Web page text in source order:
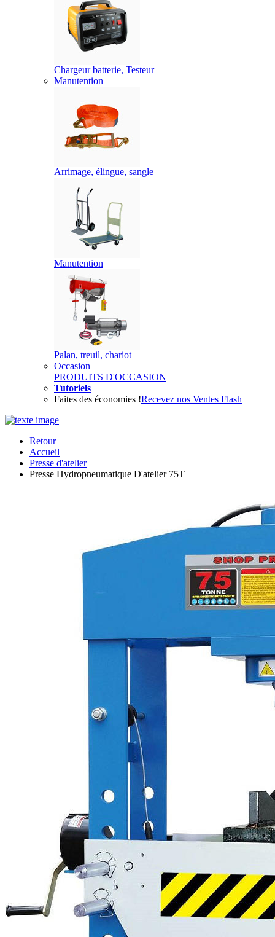
Chargeur batterie, Testeur
Manutention
Arrimage, élingue, sangle
Manutention
Palan, treuil, chariot
Occasion
PRODUITS D'OCCASION
Tutoriels
Faites des économies !Recevez nos Ventes Flash
Retour
Accueil
Presse d'atelier
Presse Hydropneumatique D'atelier 75T